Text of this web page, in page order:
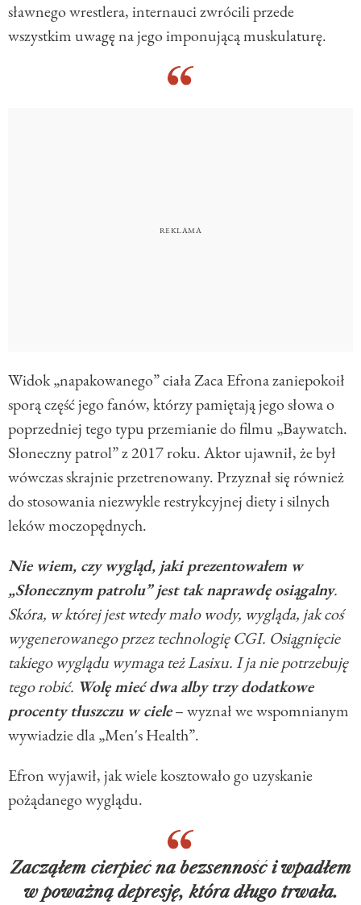
sławnego wrestlera, internauci zwrócili przede
wszystkim uwagę na jego imponującą muskulaturę.
Widok „napakowanego” ciała Zaca Efrona zaniepokoił
sporą część jego fanów, którzy pamiętają jego słowa o
poprzedniej tego typu przemianie do filmu „Baywatch.
Słoneczny patrol” z 2017 roku. Aktor ujawnił, że był
wówczas skrajnie przetrenowany. Przyznał się również
do stosowania niezwykle restrykcyjnej diety i silnych
leków moczopędnych.
Nie wiem, czy wygląd, jaki prezentowałem w
„Słonecznym patrolu” jest tak naprawdę osiągalny.
Skóra, w której jest wtedy mało wody, wygląda, jak coś
wygenerowanego przez technologię CGI. Osiągnięcie
takiego wyglądu wymaga też Lasixu. I ja nie potrzebuję
tego robić. Wolę mieć dwa alby trzy dodatkowe
procenty tłuszczu w ciele– wyznał we wspomnianym
wywiadzie dla „Men's Health”.
Efron wyjawił, jak wiele kosztowało go uzyskanie
pożądanego wyglądu.
Zacząłem cierpieć na bezsenność i wpadłem
w poważną depresję, która długo trwała.